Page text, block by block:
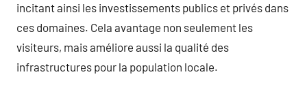
incitant ainsi les investissements publics et privés dans
ces domaines. Cela avantage non seulement les
visiteurs, mais améliore aussi la qualité des
infrastructures pour la population locale.